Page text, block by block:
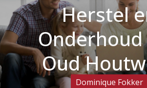
Herstel
Oud
Dominique Fokker